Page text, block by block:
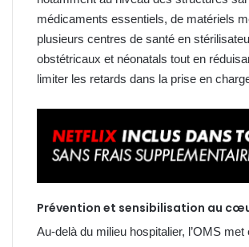
médicaments essentiels, de matériels
plusieurs centres de santé en
obstétricaux et néonatals tout en
limiter les retards dans la prise en
Prévention et sensibilisation au
Au-delà du milieu hospitalier, l’OMS